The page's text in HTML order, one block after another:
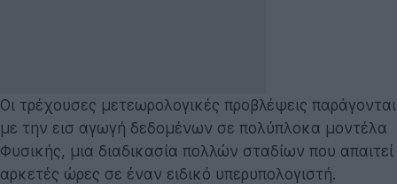
Οι τρέχουσες μετεωρολογικές προβλέψεις παράγονται
με την εισ αγωγή δεδομένων σε πολύπλοκα μοντέλα
Φυσικής, μια διαδικασία πολλών σταδίων που απαιτεί
αρκετές ώρες σε έναν ειδικό υπερυπολογιστή.